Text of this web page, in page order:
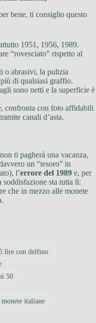
bene, ti consiglio questo
1951, 1956, 1989.
“rovesciato” rispetto al
o abrasivi, la pulizia
di qualsiasi graffio.
sono netti e la superficie è
confronta con foto affidabili
canali d’asta.
ti pagherà una vacanza,
un “tesoro” in
l’errore del 1989 e, per
soddisfazione sta tutta lì:
che in mezzo alle monete
lire con delfino
50
italiane